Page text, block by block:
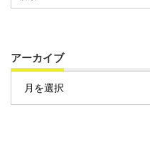
索:
アーカイブ
カ